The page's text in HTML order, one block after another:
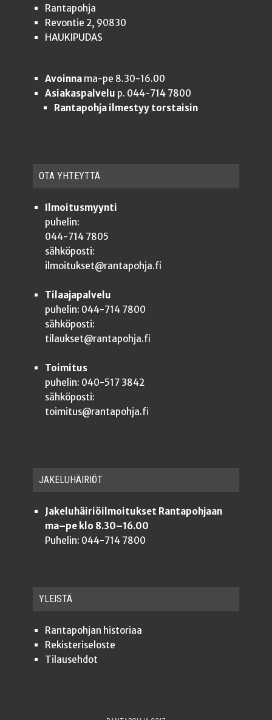
Rantapohja
Revontie 2, 90830
HAUKIPUDAS
Avoinnama-pe 8.30-16.00
Asiakaspalvelu p. 044-714 7800
Rantapohja ilmestyy torstaisin
OTA YHTEYT­TÄ
Ilmoitusmyynti
puhelin:
044-714 7805
sähköposti:
ilmoitukset@rantapohja.fi
Tilaajapalvelu
puhelin: 044-714 7800
sähköposti:
tilaukset@rantapohja.fi
Toimitus
puhelin: 040-517 3842
sähköposti:
toimitus@rantapohja.fi
JAKE­LU­HÄI­RIÖT
Jakeluhäiriöilmoitukset Rantapohjaan
ma–pe klo 8.30–16.00
Puhelin: 044-714 7800
YLEISTÄ
Ran­ta­poh­jan historiaa
Rekis­te­ri­se­los­te
Tilauseh­dot